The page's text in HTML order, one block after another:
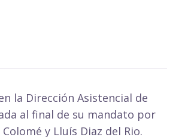
la Dirección Asistencial de
al final de su mandato por
y Lluís Diaz del Rio.